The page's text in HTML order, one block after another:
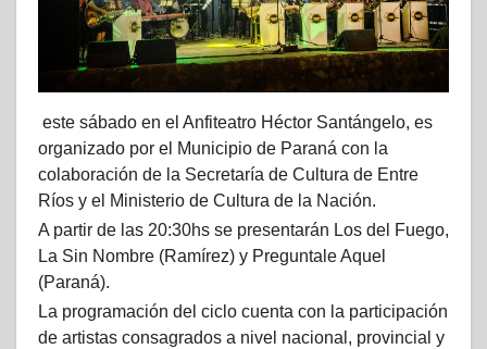
este sábado en el Anfiteatro Héctor Santángelo, es
organizado por el Municipio de Paraná con la
colaboración de la Secretaría de Cultura de Entre
Ríos y el Ministerio de Cultura de la Nación.
A partir de las 20:30hs se presentarán Los del Fuego,
La Sin Nombre (Ramírez) y Preguntale Aquel
(Paraná).
La programación del ciclo cuenta con la participación
de artistas consagrados a nivel nacional, provincial y